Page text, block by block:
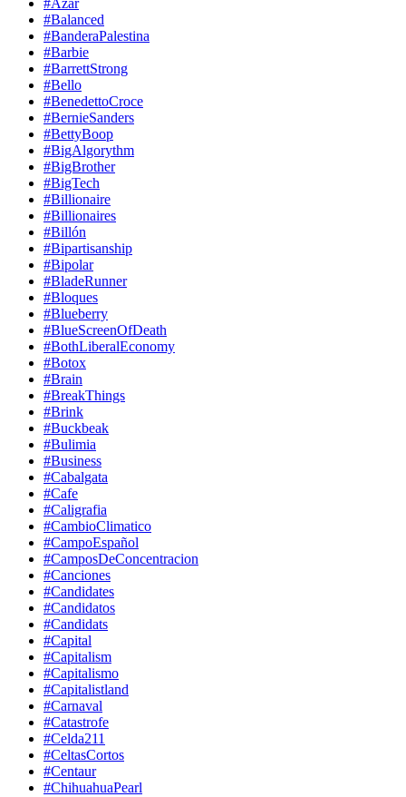
#Azar
#Balanced
#BanderaPalestina
#Barbie
#BarrettStrong
#Bello
#BenedettoCroce
#BernieSanders
#BettyBoop
#BigAlgorythm
#BigBrother
#BigTech
#Billionaire
#Billionaires
#Billón
#Bipartisanship
#Bipolar
#BladeRunner
#Bloques
#Blueberry
#BlueScreenOfDeath
#BothLiberalEconomy
#Botox
#Brain
#BreakThings
#Brink
#Buckbeak
#Bulimia
#Business
#Cabalgata
#Cafe
#Caligrafia
#CambioClimatico
#CampoEspañol
#CamposDeConcentracion
#Canciones
#Candidates
#Candidatos
#Candidats
#Capital
#Capitalism
#Capitalismo
#Capitalistland
#Carnaval
#Catastrofe
#Celda211
#CeltasCortos
#Centaur
#ChihuahuaPearl